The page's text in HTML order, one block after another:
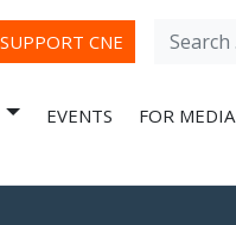
SUPPORT CNE
Search
EVENTS FOR MEDIA